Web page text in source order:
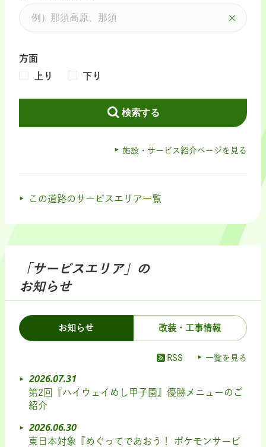
方面
上り
下り
検索する
施設・サービス紹介ページを見る
この道路のサービスエリア一覧
「サービスエリア」の
お知らせ
お知らせ 改装・工事情報
RSS 一覧を見る
2026.07.31
第2回『ハイウェイめし甲子園』優勝メニューのご
紹介
2026.06.30
東日本対象『めぐってであおう！ ポケモンサービ